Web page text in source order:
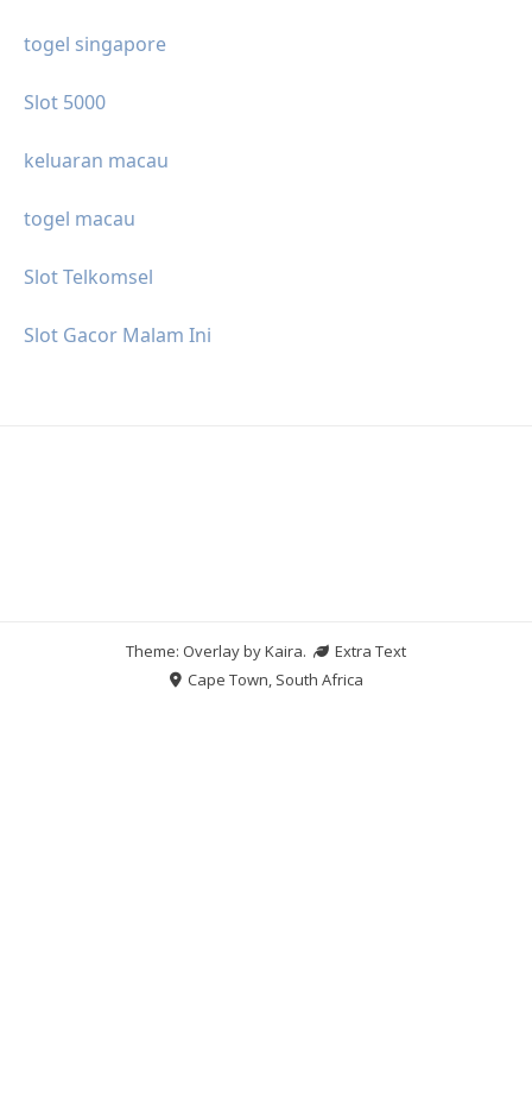
togel singapore
Slot 5000
keluaran macau
togel macau
Slot Telkomsel
Slot Gacor Malam Ini
Theme: Overlay byKaira.
Extra Text
Cape Town, South Africa